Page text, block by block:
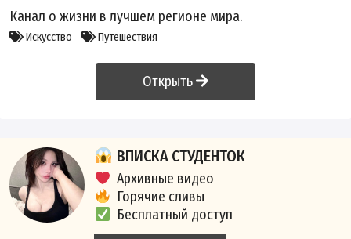
Канал о жизни в лучшем регионе мира.
Искусство Путешествия
Открыть
ВПИСКА СТУДЕНТОК
Архивные видео
Горячие сливы
Бесплатный доступ